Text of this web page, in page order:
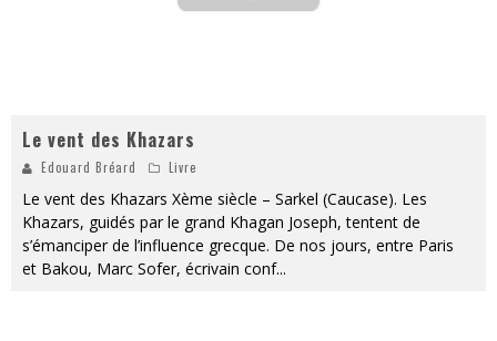
Le vent des Khazars
Edouard Bréard Livre
Le vent des Khazars Xème siècle – Sarkel (Caucase). Les
Khazars, guidés par le grand Khagan Joseph, tentent de
s’émanciper de l’influence grecque. De nos jours, entre Paris
et Bakou, Marc Sofer, écrivain conf...